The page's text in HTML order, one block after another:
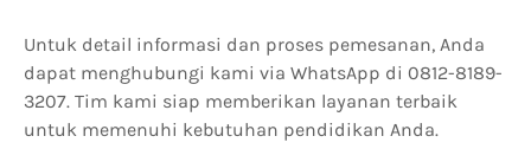
Untuk detail informasi dan proses pemesanan, Anda
dapat menghubungi kami via WhatsApp di 0812-8189-
3207. Tim kami siap memberikan layanan terbaik
untuk memenuhi kebutuhan pendidikan Anda.